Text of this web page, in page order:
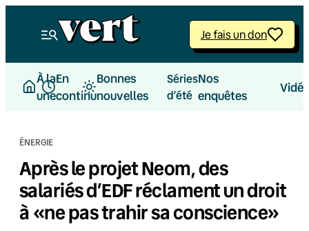
Je fais un don
À la
une
En
continu
Bonnes
nouvelles
Séries
d’été
Nos
enquêtes
ÉNERGIE
Après le projet Neom, des
salariés d’EDF réclament un droit
à «ne pas trahir sa conscience»